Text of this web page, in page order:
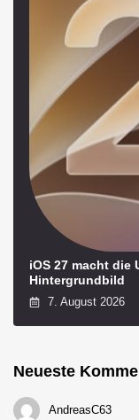
iOS 27 macht die
Hintergrundbild
7. August 2026
Neueste
AndreasC63